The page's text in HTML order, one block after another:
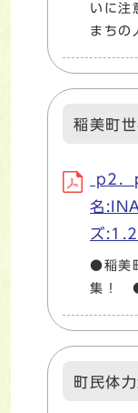
いに
まちの
稲美町
p2．
名
ズ
●稲美
集！ ●
町民体